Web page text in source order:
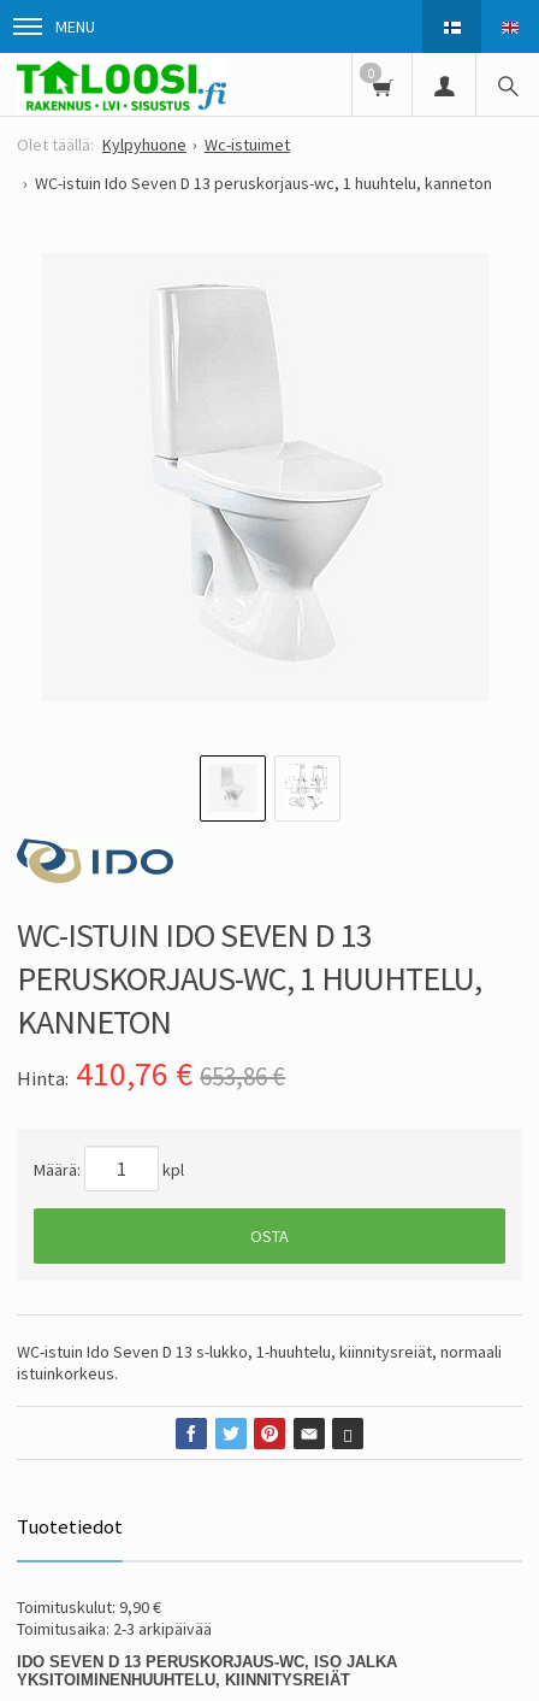
MENU
0
Kylpyhuone
Wc-istuimet
WC-istuin Ido Seven D 13 peruskorjaus-wc, 1 huuhtelu, kanneton
WC-ISTUIN IDO SEVEN D 13
PERUSKORJAUS-WC, 1 HUUHTELU,
KANNETON
Hinta: 410,76 € 653,86 €
Määrä: kpl
OSTA
WC-istuin Ido Seven D 13 s-lukko, 1-huuhtelu, kiinnitysreiät, normaali
istuinkorkeus.
Tuotetiedot
Toimituskulut: 9,90 €
Toimitusaika: 2-3 arkipäivää
IDO SEVEN D 13 PERUSKORJAUS-WC, ISO JALKA
YKSITOIMINENHUUHTELU, KIINNITYSREIÄT